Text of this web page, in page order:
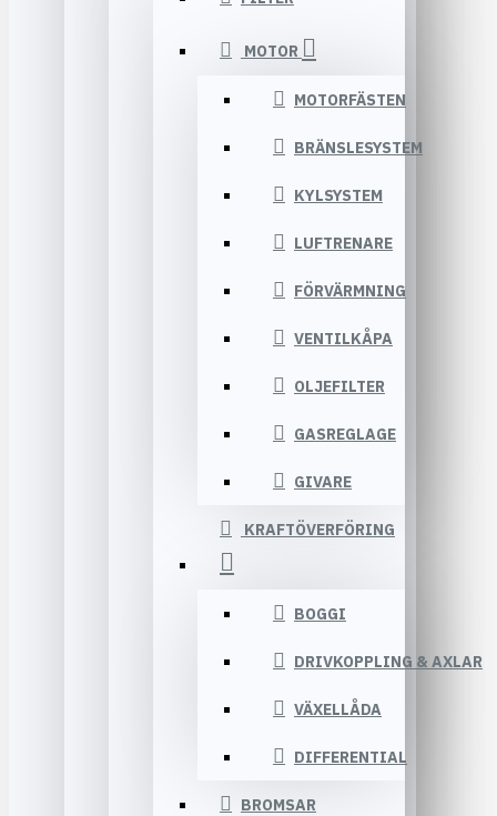
MOTOR
MOTORFÄSTEN
BRÄNSLESYSTEM
KYLSYSTEM
LUFTRENARE
FÖRVÄRMNING
VENTILKÅPA
OLJEFILTER
GASREGLAGE
GIVARE
KRAFTÖVERFÖRING
BOGGI
DRIVKOPPLING & AXLAR
VÄXELLÅDA
DIFFERENTIAL
BROMSAR